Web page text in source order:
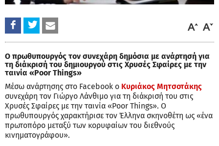
Ο πρωθυπουργός τον συνεχάρη δημόσια με ανάρτησή για
τη διάκρισή του δημιουργού στις Χρυσές Σφαίρες με την
ταινία «Poor Things»
Μέσω ανάρτησης στο Facebook ο Κυριάκος Μητσοτάκης
συνεχάρη τον Γιώργο Λάνθιμο για τη διάκρισή του στις
Χρυσές Σφαίρες με την ταινία «Poor Things». Ο
πρωθυπουργός χαρακτήρισε τον Έλληνα σκηνοθέτη ως «ένα
πρωτοπόρο μεταξύ των κορυφαίων του διεθνούς
κινηματογράφου».